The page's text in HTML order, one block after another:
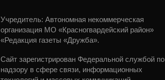
Учредитель: Автономная некоммерческая
организация МО «Красногвардейский район»
«Редакция газеты «Дружба».
Сайт зарегистрирован Федеральной службой по
надзору в сфере связи, информационных